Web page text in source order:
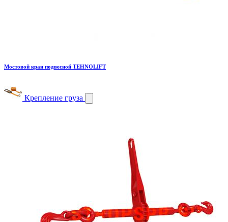
Мостовой кран подвесной TEHNOLIFT
Крепление груза